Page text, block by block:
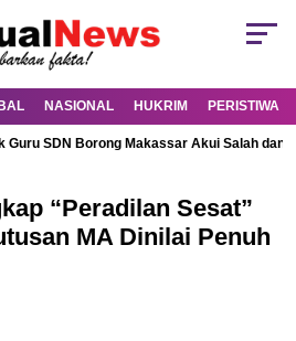
NASIONAL HUKRIM PERISTIWA
Guru SDN Borong Makassar Akui Salah dan
“Peradilan Sesat”
MA Dinilai Penuh